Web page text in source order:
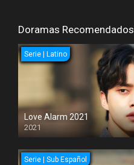
Doramas Recomendados
Serie | Latino
Love Alarm 2021
2021
Serie | Sub Español